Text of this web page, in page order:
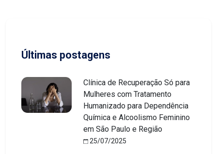
Últimas postagens
Clínica de Recuperação Só para
Mulheres com Tratamento
Humanizado para Dependência
Química e Alcoolismo Feminino
em São Paulo e Região
25/07/2025